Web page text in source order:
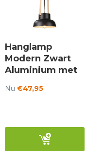
Hanglamp
Modern Zwart
Aluminium met
Mirja
Nu €47,95